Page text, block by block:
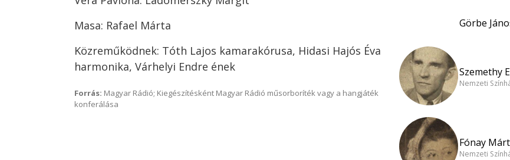
Masa: Rafael Márta
Közreműködnek: Tóth Lajos kamarakórusa, Hidasi Hajós Éva
harmonika, Várhelyi Endre ének
Forrás: Magyar Rádió; Kiegészítésként Magyar Rádió műsorboríték vagy a hangjáték
konferálása
Görbe
Szemethy
Nemzeti
Fónay
Nemzeti